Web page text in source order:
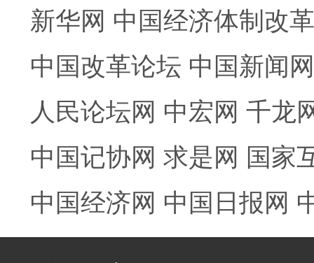
新华网 中国经济体制改
中国改革论坛 中国新闻网
人民论坛网 中宏网 千龙
中国记协网 求是网 国家
中国经济网 中国日报网